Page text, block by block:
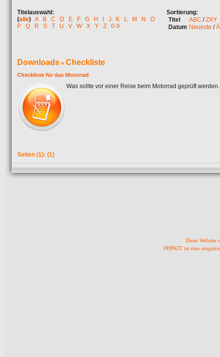
Titelauswahl:
(alle) A B C D E F G H J K L M N
O
P
Q R S T U V W X Y Z 0-9
Sortierung:
Titel
ABC /ZXY
Datum Neueste /
Downloads » Checkliste
Checkliste für das Motorrad
Was sollte vor einer Reise beim Motorrad geprüft
Seiten (1): (1)
Diese Website
PHPKIT ist eine